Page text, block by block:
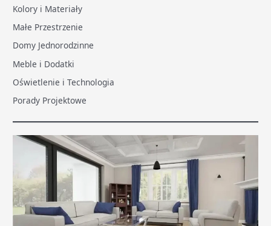
Kolory i Materiały
Małe Przestrzenie
Domy Jednorodzinne
Meble i Dodatki
Oświetlenie i Technologia
Porady Projektowe